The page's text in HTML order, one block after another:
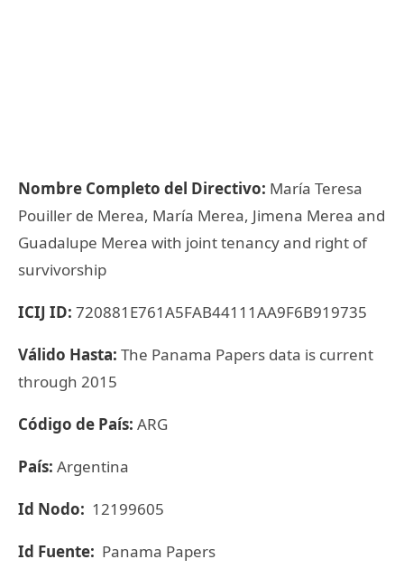
Nombre Completo del Directivo: María Teresa
Pouiller de Merea, María Merea, Jimena Merea and
Guadalupe Merea with joint tenancy and right of
survivorship
ICIJ ID: 720881E761A5FAB44111AA9F6B919735
Válido Hasta: The Panama Papers data is current
through 2015
Código de País: ARG
País: Argentina
Id Nodo: 12199605
Id Fuente: Panama Papers